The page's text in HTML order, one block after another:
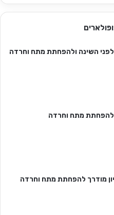
לפני השינה ולהפחתת מתח וחרדה
להפחתת מתח וחרדה
מודרך להפחתת מתח וחרדה